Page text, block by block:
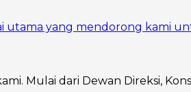
utama yang mendorong kami
Mulai dari Dewan Direksi,